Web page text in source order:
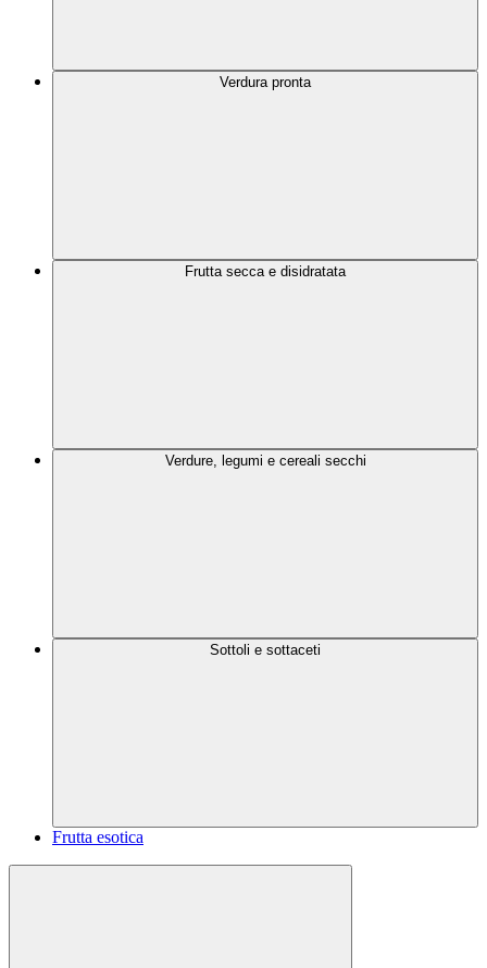
Verdura pronta
Frutta secca e disidratata
Verdure, legumi e cereali secchi
Sottoli e sottaceti
Frutta esotica